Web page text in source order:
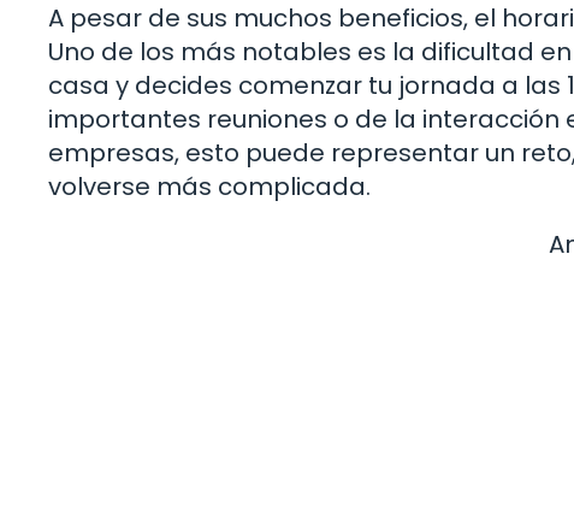
A pesar de sus muchos beneficios, el
Uno de los más notables es la dificultad
casa y decides comenzar tu jornada a las
importantes reuniones o de la interacción
empresas, esto puede representar un
volverse más complicada.